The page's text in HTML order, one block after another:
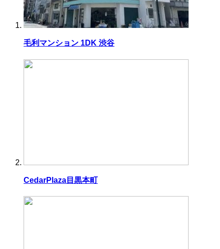
毛利マンション 1DK 渋谷
CedarPlaza目黒本町